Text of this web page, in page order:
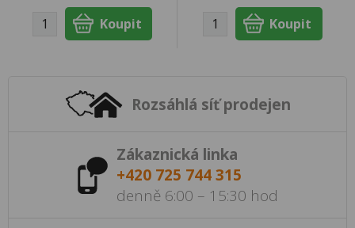
Rozsáhlá síť prodejen
Zákaznická linka
+420 725 744 315
denně 6:00 – 15:30 hod